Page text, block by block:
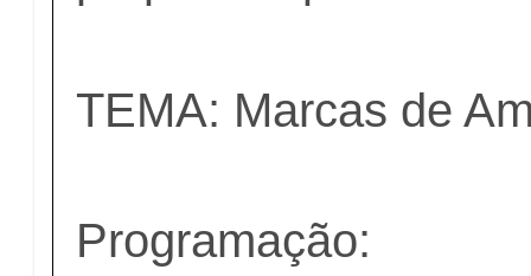
TEMA: Marcas de
Programação: